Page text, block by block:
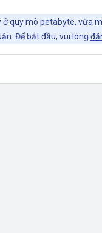
quy mô petabyte, vừa
Để bắt đầu, vui lòng